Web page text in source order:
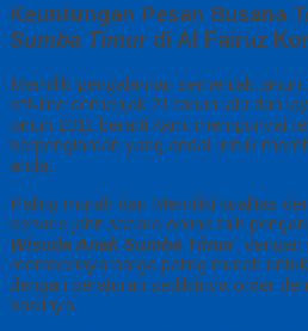
Keuntungan Pesan Busana
Sumba Timur di Al Fairuz
Memiliki pengalaman semenjak
off-line semenjak 21 tahun lalu dan
tahun 2011 berarti kami mempunyai
berpenglaman yang andal untuk
anda.
Paling murah dan Memiliki kualitas
service jahit secara online talh
Wisuda Anak Sumba Timur dengan
memberinya harga paling murah
dengan peraturan sedikitnya order
hasilnya